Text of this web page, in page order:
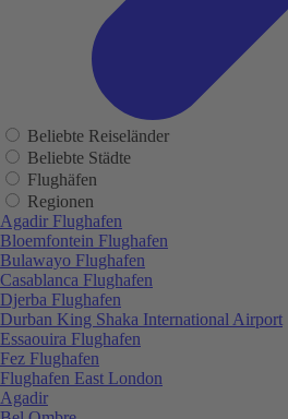
Beliebte Reiseländer
Beliebte Städte
Flughäfen
Regionen
Agadir Flughafen
Bloemfontein Flughafen
Bulawayo Flughafen
Casablanca Flughafen
Djerba Flughafen
Durban King Shaka International Airport
Essaouira Flughafen
Fez Flughafen
Flughafen East London
Agadir